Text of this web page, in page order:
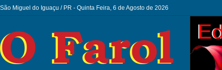
São Miguel do Iguaçu / PR - Quinta Feira, 6 de Agosto de 2026